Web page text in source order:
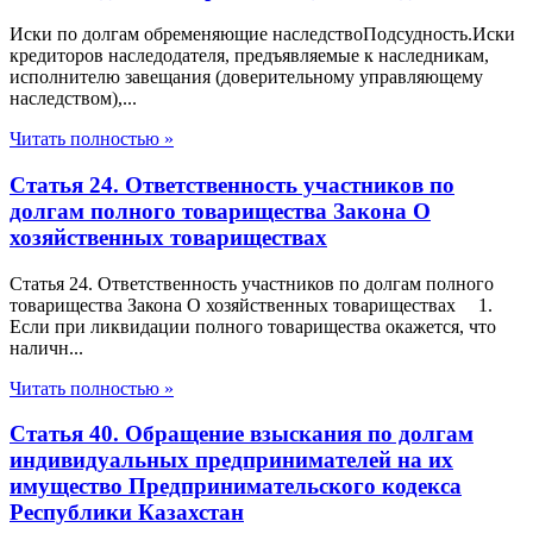
Иски по долгам обременяющие наследствоПодсудность.Иски
кредиторов наследодателя, предъявляемые к наследникам,
исполнителю завещания (доверительному управляющему
наследством),...
Читать полностью »
Статья 24. Ответственность участников по
долгам полного товарищества Закона О
хозяйственных товариществах
Статья 24. Ответственность участников по долгам полного
товарищества Закона О хозяйственных товариществах 1.
Если при ликвидации полного товарищества окажется, что
наличн...
Читать полностью »
Статья 40. Обращение взыскания по долгам
индивидуальных предпринимателей на их
имущество Предпринимательского кодекса
Республики Казахстан